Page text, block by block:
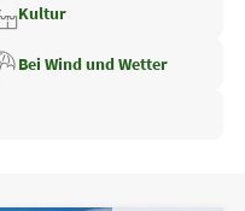
Kultur
Bei Wind und Wetter